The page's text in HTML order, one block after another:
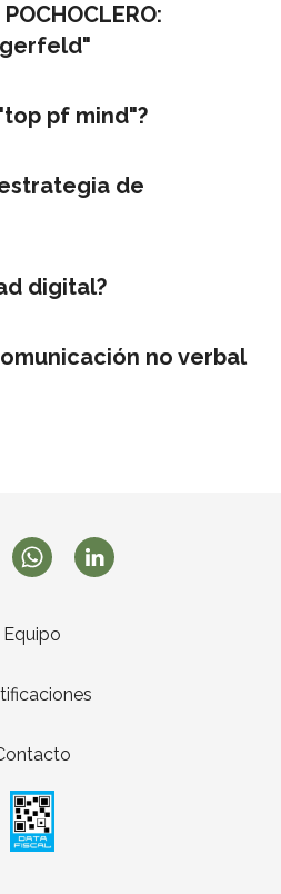
pf mind"?
de
digital?
no verbal
Equipo